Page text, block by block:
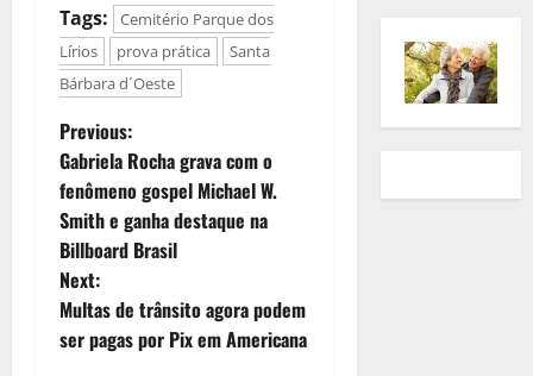
Tags:
Cemitério Parque dos
Lírios
prova prática
Santa
Bárbara d´Oeste
Previous:
Gabriela Rocha grava com o
fenômeno gospel Michael W.
Smith e ganha destaque na
Billboard Brasil
Next:
Multas de trânsito agora podem
ser pagas por Pix em Americana